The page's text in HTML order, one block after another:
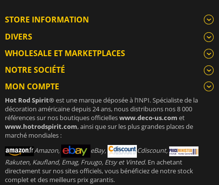
STORE INFORMATION
DIVERS
WHOLESALE ET MARKETPLACES
NOTRE SOCIÉTÉ
MON COMPTE
Hot Rod Spirit®est une marque déposée à l’INPI. Spécialiste de la
décoration américaine depuis 24 ans, nous distribuons nos 8 000
références sur nos boutiques officielleswww.deco-us.com et
www.hotrodspirit.com, ainsi que sur les plus grandes places de
marché mondiales :
Amazon,
eBay,
Cdiscount,
Rakuten, Kaufland, Emag, Fruugo, Etsy et Vinted. En achetant
directement sur nos sites officiels, vous bénéficiez de notre stock
complet et des meilleurs prix garantis.